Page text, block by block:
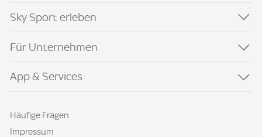
Sky Sport erleben
Für Unternehmen
App & Services
Häufige Fragen
Impressum